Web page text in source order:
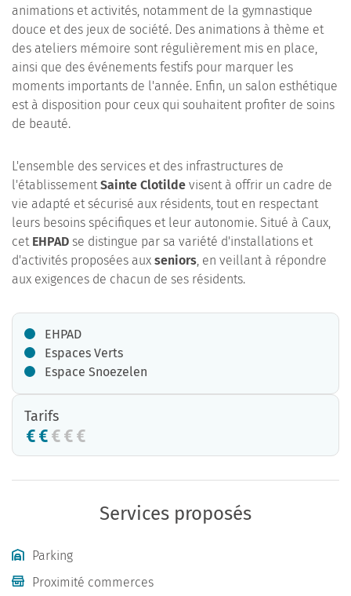
animations et activités, notamment de la gymnastique
douce et des jeux de société. Des animations à thème et
des ateliers mémoire sont régulièrement mis en place,
ainsi que des événements festifs pour marquer les
moments importants de l'année. Enfin, un salon esthétique
est à disposition pour ceux qui souhaitent profiter de soins
de beauté.
L'ensemble des services et des infrastructures de
l'établissementSainte Clotilde visent à offrir un cadre de
vie adapté et sécurisé aux résidents, tout en respectant
leurs besoins spécifiques et leur autonomie. Situé à Caux,
cet EHPAD se distingue par sa variété d'installations et
d'activités proposées aux seniors, en veillant à répondre
aux exigences de chacun de ses résidents.
EHPAD
Espaces Verts
Espace Snoezelen
Tarifs
Services proposés
Parking
Proximité commerces